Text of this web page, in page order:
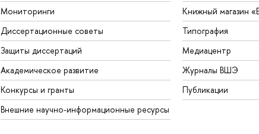
Мониторинги
Диссертационные советы
Защиты диссертаций
Академическое развитие
Конкурсы и гранты
Внешние научно-информационные ресурсы
Книжный магазин
Типография
Медиацентр
Журналы ВШЭ
Публикации